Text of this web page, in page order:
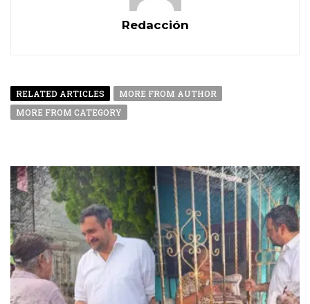
Redacción
RELATED ARTICLES
MORE FROM AUTHOR
MORE FROM CATEGORY